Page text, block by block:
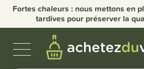
Fortes chaleurs : nous mettons en
tardives pour préserver la
VINS DE
NOS
AUTRES
BULLES &